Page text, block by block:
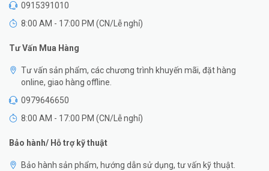
0915391010
8:00 AM - 17:00 PM (CN/Lễ nghỉ)
Tư Vấn Mua Hàng
Tư vấn sản phẩm, các chương trình khuyến mãi, đặt hàng
online, giao hàng offline.
0979646650
8:00 AM - 17:00 PM (CN/Lễ nghỉ)
Bảo hành/ Hỗ trợ kỹ thuật
Bảo hành sản phẩm, hướng dẫn sử dụng, tư vấn kỹ thuật.